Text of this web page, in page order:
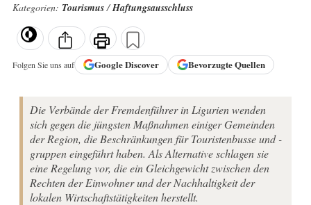
Kategorien: Tourismus/Haftungsausschluss
Folgen Sie uns auf GoogleDiscover Bevorzugte Quellen
Die Verbände der Fremdenführer in Ligurien wenden
sich gegen die jüngsten Maßnahmen einiger Gemeinden
der Region, die Beschränkungen für Touristenbusse und -
gruppen eingeführt haben. Als Alternative schlagen sie
eine Regelung vor, die ein Gleichgewicht zwischen den
Rechten der Einwohner und der Nachhaltigkeit der
lokalen Wirtschaftstätigkeiten herstellt.